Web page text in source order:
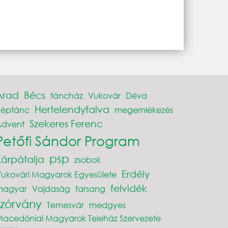
Bécs táncház Vukovár Déva
Hertelendyfalva megemlékezés
Szekeres Ferenc
Sándor Program
psp zsobok
Magyarok Egyesülete Erdély
Vajdaság farsang felvidék
Temesvár medgyes
Magyarok Teleház Szervezete